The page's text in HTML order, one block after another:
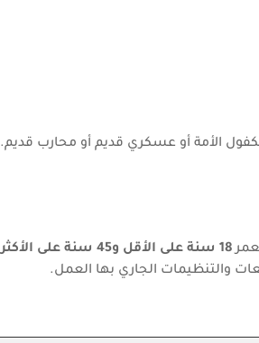
الأمة أو عسكري قديم أو محارب قديم.
18 سنة على الأقل و45 سنة على الأكثر
والتنظيمات الجاري بها العمل.